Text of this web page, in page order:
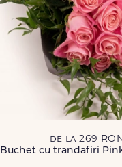
de la 269
Buchet cu trandafiri